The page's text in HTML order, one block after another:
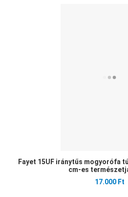
Fayet 15UF iránytűs mogyorófa
cm-es
17.000 Ft